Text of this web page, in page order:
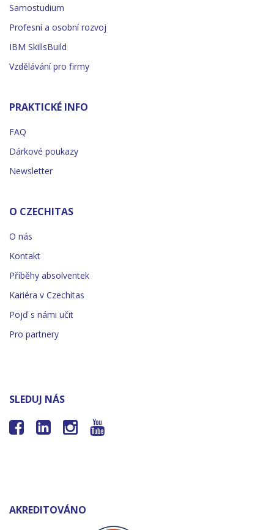
Samostudium
Profesní a osobní rozvoj
IBM SkillsBuild
Vzdělávání pro firmy
PRAKTICKÉ INFO
FAQ
Dárkové poukazy
Newsletter
O CZECHITAS
O nás
Kontakt
Příběhy absolventek
Kariéra v Czechitas
Pojď s námi učit
Pro partnery
SLEDUJ NÁS
   
AKREDITOVÁNO